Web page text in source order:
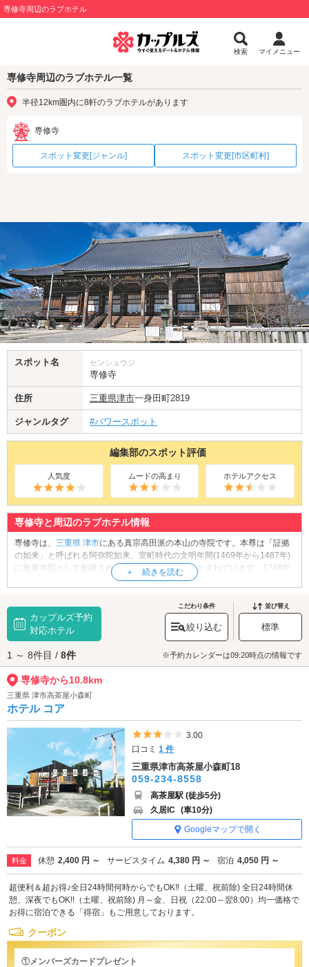
専修寺周辺のラブホテル
検索 マイメニュー
専修寺周辺のラブホテル一覧
半径12km圏内に8軒のラブホテルがあります
専修寺
スポット変更[ジャンル] スポット変更[市区町村]
スポット名 センシュウジ
専修寺
住所 三重県津市一身田町2819
ジャンルタグ #パワースポット
編集部のスポット評価
人気度 ムードの高まり ホテルアクセス
専修寺と周辺のラブホテル情報
専修寺は、 三重県 津市にある真宗高田派の本山の寺院です。本尊は「証拠
の如来」と呼ばれる阿弥陀如来。室町時代の文明年間(1469年から1487年)
に無量寺院として創建されたのがはじまりであるとされています。1748年
に創建された専修寺の本堂「如来堂」は禅宗様式の外観が特徴的。この様
されています。その他、御影堂(国宝)、通天橋(重要文化財)など、境内には
見どころがたくさんあります。また、毎年夏には35種100鉢以上の蓮の花
が見頃を迎え、参拝者の目を楽しませています。親鸞聖人の教えを受け継
ぐ、歴史ある寺院へぜひお参りください。
専修寺へは、松阪・津エリアのラブホテルからもアクセスが便利です。
カップルズ予約
対応ホテル
こだわり条件
絞り込む
並び替え
標準
1 ～ 8件目 / 8件 ※予約カレンダーは09:20時点の情報です
専修寺から10.8km
三重県 津市高茶屋小森町
ホテル コア
5つ星のうち3
3.00
口コミ1 件
三重県津市高茶屋小森町18
059-234-8558
高茶屋駅 (徒歩5分)
久居IC (車10分)
Googleマップで開く
料金 休憩 2,400 円 ～ サービスタイム 4,380 円 ～ 宿泊 4,050 円 ～
超便利＆超お得♪全日24時間何時からでもOK‼（土曜、祝前除) 全日24時間休
憩、深夜でもOK!!（土曜、祝前除) 月～金、日祝（22:00～翌8:00）均一価格で
お得に宿泊できる「得宿」もご用意しております。
クーポン
①メンバーズカードプレゼント